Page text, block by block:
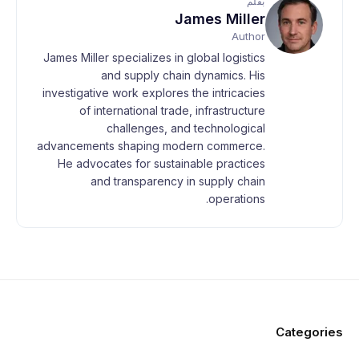
James Miller
Author
James Miller specializes in global logistics
and supply chain dynamics. His
investigative work explores the intricacies
of international trade, infrastructure
challenges, and technological
advancements shaping modern commerce.
He advocates for sustainable practices
and transparency in supply chain
operations.
Categories